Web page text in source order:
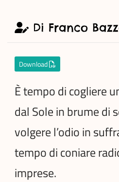
Di Franco
Download
È tempo di cogliere
dal Sole in brume di
volgere l’odio in
tempo di coniare
imprese.